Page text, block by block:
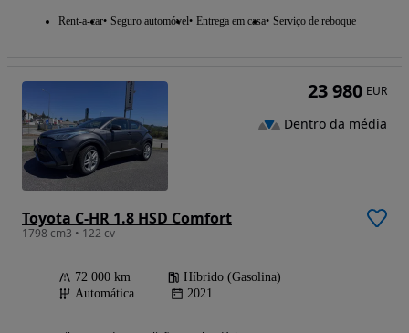
Rent-a-car Seguro automóvel Entrega em casa Serviço de reboque
Toyota C-HR 1.8 HSD Comfort
1798 cm3 • 122 cv
72 000 km
Híbrido (Gasolina)
Automática
2021
23 980 EUR
Dentro da média